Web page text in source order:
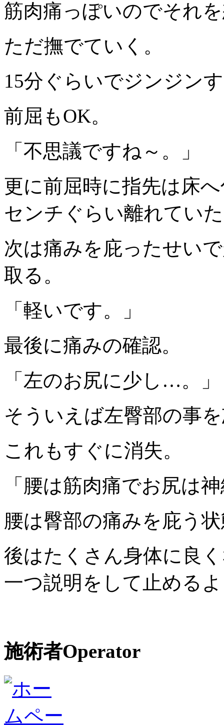
筋肉痛っぽいのでそれ
ただ撫でていく。
15分ぐらいでジンジン
前屈もOK。
「不思議ですね～。」
更に前屈時に指先は床
センチぐらい離れてい
次は痛みを庇ったせい
取る。
「軽いです。」
最後に痛みの確認。
「左のお尻に少し…。」
そういえば左臀部の事
これもすぐに消失。
「腰は筋肉痛でお尻は
腰は臀部の痛みを庇う
後はたくさん身体に良
一つ説明をして止める
施術者Operator